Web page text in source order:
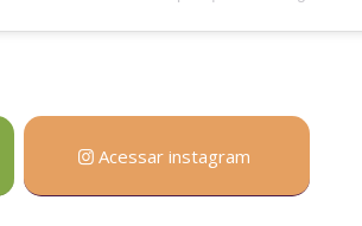
Acessar instagram